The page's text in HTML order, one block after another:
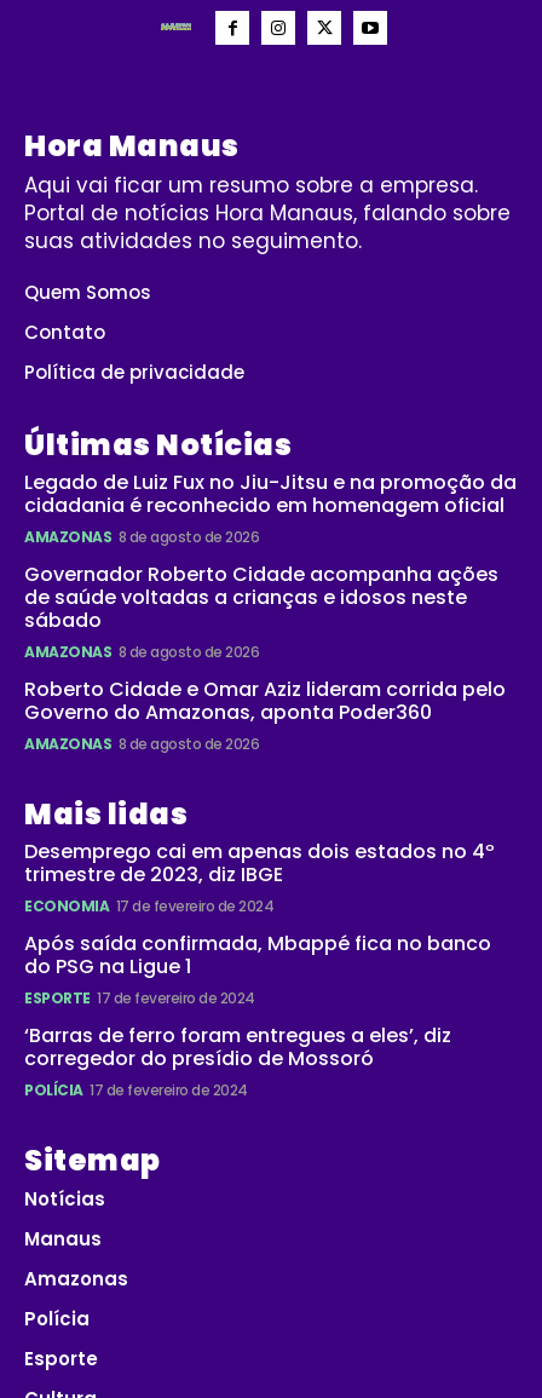
Hora Manaus
Aqui vai ficar um resumo sobre a empresa.
Portal de notícias Hora Manaus, falando sobre
suas atividades no seguimento.
Quem Somos
Contato
Política de privacidade
Últimas Notícias
Legado de Luiz Fux no Jiu-Jitsu e na promoção da
cidadania é reconhecido em homenagem oficial
AMAZONAS 8 de agosto de 2026
Governador Roberto Cidade acompanha ações
de saúde voltadas a crianças e idosos neste
sábado
AMAZONAS 8 de agosto de 2026
Roberto Cidade e Omar Aziz lideram corrida pelo
Governo do Amazonas, aponta Poder360
AMAZONAS 8 de agosto de 2026
Mais lidas
Desemprego cai em apenas dois estados no 4º
trimestre de 2023, diz IBGE
ECONOMIA 17 de fevereiro de 2024
Após saída confirmada, Mbappé fica no banco
do PSG na Ligue 1
ESPORTE 17 de fevereiro de 2024
‘Barras de ferro foram entregues a eles’, diz
corregedor do presídio de Mossoró
POLÍCIA 17 de fevereiro de 2024
Sitemap
Notícias
Manaus
Amazonas
Polícia
Esporte